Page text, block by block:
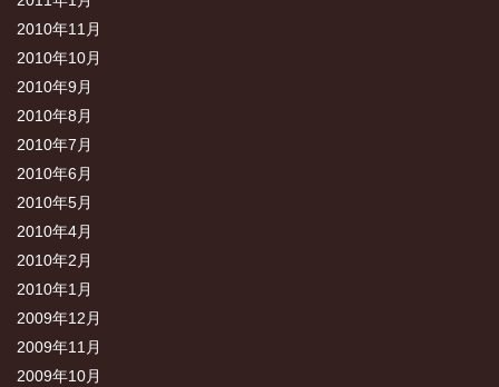
2010年11月
2010年10月
2010年9月
2010年8月
2010年7月
2010年6月
2010年5月
2010年4月
2010年2月
2010年1月
2009年12月
2009年11月
2009年10月